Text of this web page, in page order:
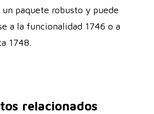
paquete robusto y puede
a la funcionalidad 1746 o a
1748.
relacionados